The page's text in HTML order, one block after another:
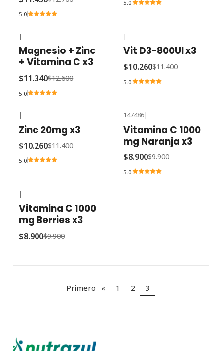
5.0
5.0
|
Magnesio + Zinc
+ Vitamina C x3
$11.340$12.600
5.0
|
Vit D3-800UI x3
$10.260$11.400
5.0
|
Zinc 20mg x3
$10.260$11.400
5.0
147486|
Vitamina C 1000
mg Naranja x3
$8.900$9.900
5.0
|
Vitamina C 1000
mg Berries x3
$8.900$9.900
Primero « 1 2 3